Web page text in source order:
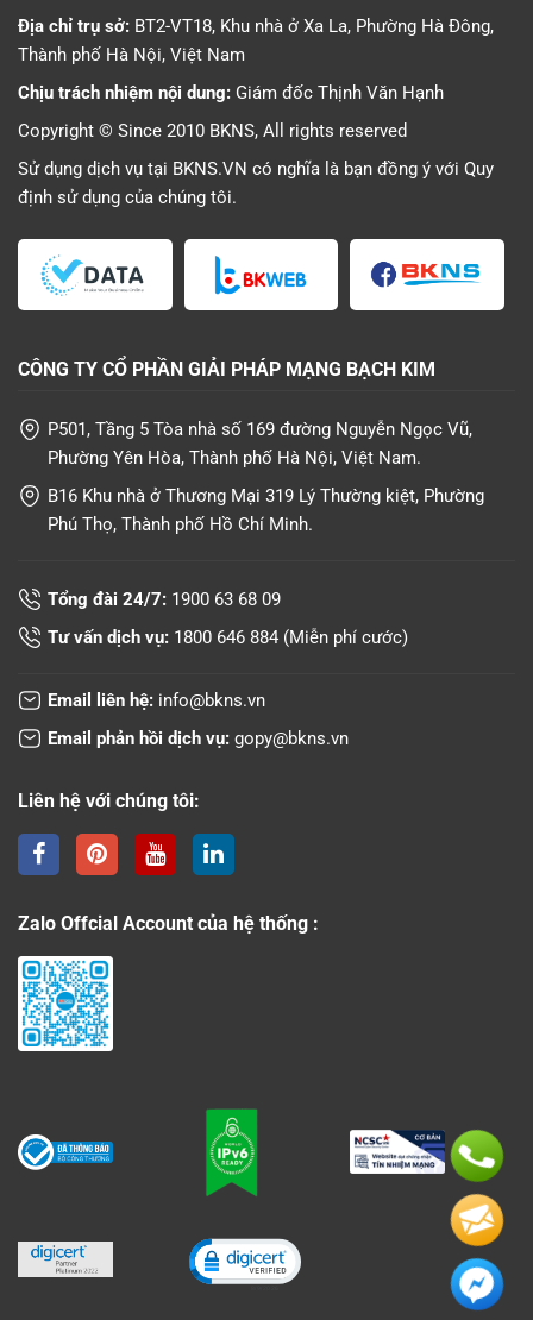
Địa chỉ trụ sở: BT2-VT18, Khu nhà ở Xa La, Phường Hà Đông,
Thành phố Hà Nội, Việt Nam
Chịu trách nhiệm nội dung: Giám đốc Thịnh Văn Hạnh
Copyright © Since 2010 BKNS, All rights reserved
Sử dụng dịch vụ tại BKNS.VN có nghĩa là bạn đồng ý với Quy
định sử dụng của chúng tôi.
CÔNG TY CỔ PHẦN GIẢI PHÁP MẠNG BẠCH KIM
P501, Tầng 5 Tòa nhà số 169 đường Nguyễn Ngọc Vũ,
Phường Yên Hòa, Thành phố Hà Nội, Việt Nam.
B16 Khu nhà ở Thương Mại 319 Lý Thường kiệt, Phường
Phú Thọ, Thành phố Hồ Chí Minh.
Tổng đài 24/7: 1900 63 68 09
Tư vấn dịch vụ: 1800 646 884 (Miễn phí cước)
Email liên hệ: info@bkns.vn
Email phản hồi dịch vụ: gopy@bkns.vn
Liên hệ với chúng tôi:
Zalo Offcial Account của hệ thống :
Click to open certificate